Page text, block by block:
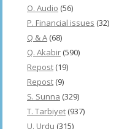
O. Audio (56)
P. Financial issues (32)
Q & A (68)
Q. Akabir (590)
Repost (19)
Repost (9)
S. Sunna (329)
T. Tarbiyet (937)
U. Urdu (315)